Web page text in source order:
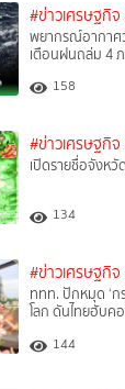
#ข่าวเศรษฐกิจ
พยากรณ์อากาศวั
เตือนฝนถล่ม 4
158
#ข่าวเศรษฐกิจ
เปิดรายชื่อจังห
134
#ข่าวเศรษฐกิจ
ททท. ปักหมุด ‘ก
โลก ดันไทยฮับค
144